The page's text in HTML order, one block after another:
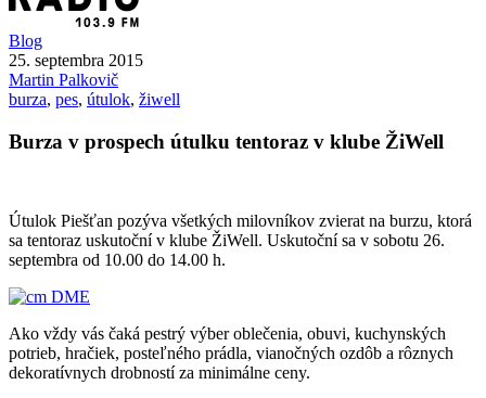
Blog
25. septembra 2015
Martin Palkovič
burza, pes, útulok, žiwell
Burza v prospech útulku tentoraz v klube ŽiWell
Útulok Piešťan pozýva všetkých milovníkov zvierat na burzu, ktorá
sa tentoraz uskutoční v klube ŽiWell. Uskutoční sa v sobotu 26.
septembra od 10.00 do 14.00 h.
Ako vždy vás čaká pestrý výber oblečenia, obuvi, kuchynských
potrieb, hračiek, posteľného prádla, vianočných ozdôb a rôznych
dekoratívnych drobností za minimálne ceny.